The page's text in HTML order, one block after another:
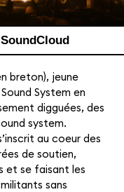
SoundCloud
breton), jeune
System en
digguées, des
system.
au coeur des
de soutien,
et se faisant les
sans